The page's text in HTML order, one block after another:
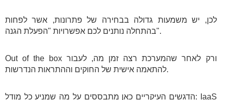
לכן, יש משמעות גדולה בבחירה של פתרונות, אשר לפחות
בהתחלה נותנים לכם אפשרויות "הפעלת הגנה".
Out of the box ורק לאחר שהמערכת רצה זמן מה, לעבור
להתאמה אישית של החוקים וההתראות הנדרשות.
הדגשים העיקריים כאן מתבססים על מה שמניע כל מודל: IaaS